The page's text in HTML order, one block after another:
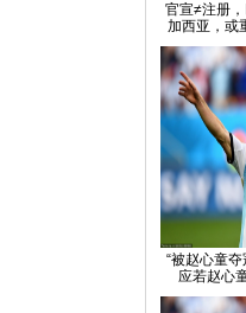
官宣≠注册
加西亚，或
“被赵心童
应若赵心